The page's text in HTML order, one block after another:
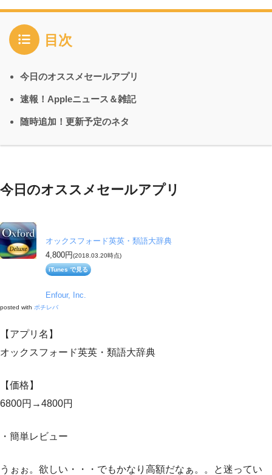
目次
今日のオススメセールアプリ
速報！Appleニュース＆雑記
随時追加！更新予定のネタ
今日のオススメセールアプリ
オックスフォード英英・類語大辞典
4,800円(2018.03.20時点)
iTunes で見る
Enfour, Inc.
posted with ポチレバ
【アプリ名】
オックスフォード英英・類語大辞典
【価格】
6800円→4800円
・簡単レビュー
うぉぉ。欲しい・・・でもかなり高額だなぁ。。と迷ってい